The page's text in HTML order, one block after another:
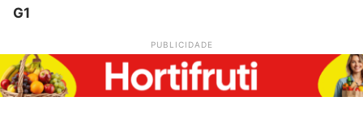
G1
PUBLICIDADE